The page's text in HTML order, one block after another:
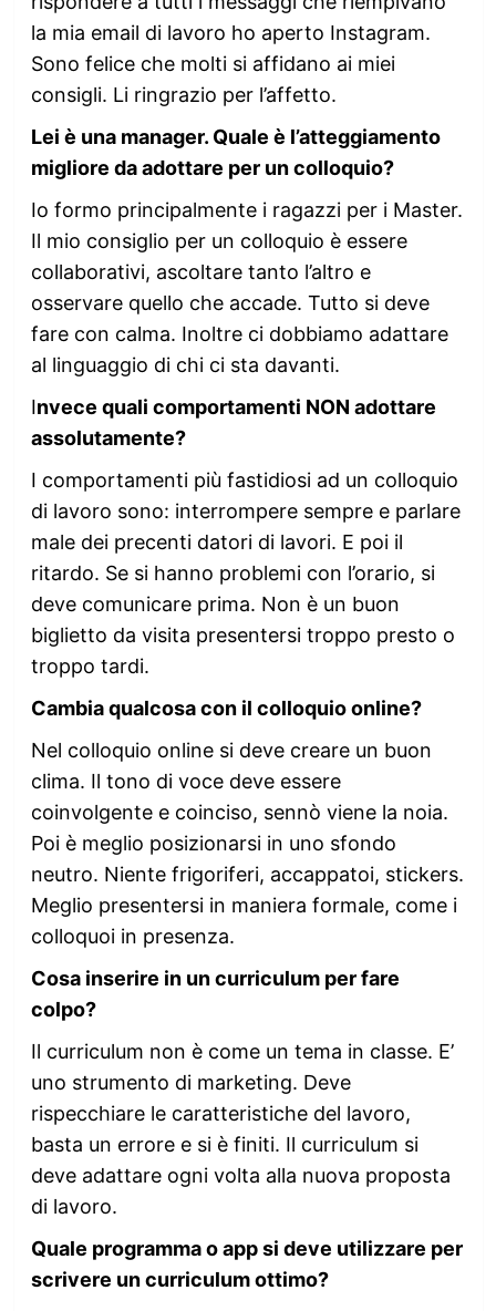
la mia email di lavoro ho aperto Instagram.
Sono felice che molti si affidano ai miei
consigli. Li ringrazio per l’affetto.
Lei è una manager. Quale è l’atteggiamento
migliore da adottare per un colloquio?
Io formo principalmente i ragazzi per i Master.
Il mio consiglio per un colloquio è essere
collaborativi, ascoltare tanto l’altro e
osservare quello che accade. Tutto si deve
fare con calma. Inoltre ci dobbiamo adattare
al linguaggio di chi ci sta davanti.
Invece quali comportamenti NON adottare
assolutamente?
I comportamenti più fastidiosi ad un colloquio
di lavoro sono: interrompere sempre e parlare
male dei precenti datori di lavori. E poi il
ritardo. Se si hanno problemi con l’orario, si
deve comunicare prima. Non è un buon
biglietto da visita presentersi troppo presto o
troppo tardi.
Cambia qualcosa con il colloquio online?
Nel colloquio online si deve creare un buon
clima. Il tono di voce deve essere
coinvolgente e coinciso, sennò viene la noia.
Poi è meglio posizionarsi in uno sfondo
neutro. Niente frigoriferi, accappatoi, stickers.
Meglio presentersi in maniera formale, come i
colloquoi in presenza.
Cosa inserire in un curriculum per fare
colpo?
Il curriculum non è come un tema in classe. E’
uno strumento di marketing. Deve
rispecchiare le caratteristiche del lavoro,
basta un errore e si è finiti. Il curriculum si
deve adattare ogni volta alla nuova proposta
di lavoro.
Quale programma o app si deve utilizzare per
scrivere un curriculum ottimo?